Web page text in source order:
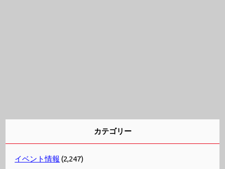
カテゴリー
イベント情報 (2,247)